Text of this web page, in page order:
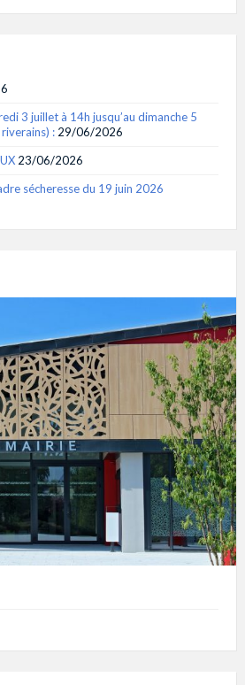
3 juillet à 14h jusqu’au dimanche 5
: 29/06/2026
23/06/2026
sécheresse du 19 juin 2026